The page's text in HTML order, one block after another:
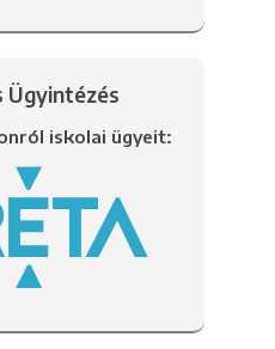
Ügyintézés
iskolai ügyeit: